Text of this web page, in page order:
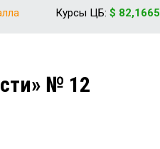
Курсы ЦБ: $ 82,1665
№ 12